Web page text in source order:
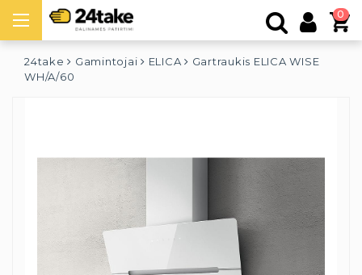
0
24take Gamintojai ELICA
Gartraukis ELICA WISE
WH/A/60